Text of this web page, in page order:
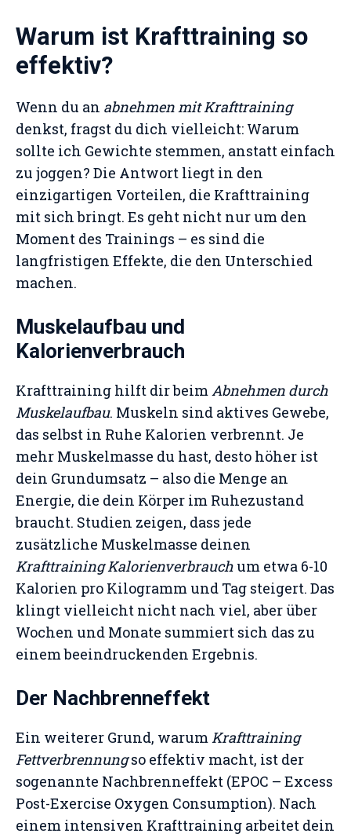
Warum ist Krafttraining so
effektiv?
Wenn du an abnehmen mit Krafttraining
denkst, fragst du dich vielleicht: Warum
sollte ich Gewichte stemmen, anstatt einfach
zu joggen? Die Antwort liegt in den
einzigartigen Vorteilen, die Krafttraining
mit sich bringt. Es geht nicht nur um den
Moment des Trainings – es sind die
langfristigen Effekte, die den Unterschied
machen.
Muskelaufbau und
Kalorienverbrauch
Krafttraining hilft dir beimAbnehmen durch
Muskelaufbau. Muskeln sind aktives Gewebe,
das selbst in Ruhe Kalorien verbrennt. Je
mehr Muskelmasse du hast, desto höher ist
dein Grundumsatz – also die Menge an
Energie, die dein Körper im Ruhezustand
braucht. Studien zeigen, dass jede
zusätzliche Muskelmasse deinen
Krafttraining Kalorienverbrauchum etwa 6-10
Kalorien pro Kilogramm und Tag steigert. Das
klingt vielleicht nicht nach viel, aber über
Wochen und Monate summiert sich das zu
einem beeindruckenden Ergebnis.
Der Nachbrenneffekt
Ein weiterer Grund, warumKrafttraining
Fettverbrennungso effektiv macht, ist der
sogenannte Nachbrenneffekt (EPOC – Excess
Post-Exercise Oxygen Consumption). Nach
einem intensiven Krafttraining arbeitet dein